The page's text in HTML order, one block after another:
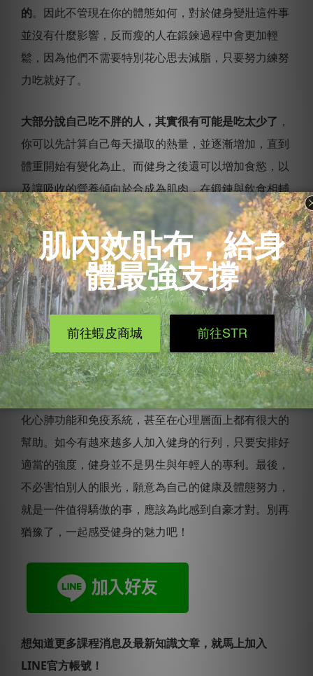
的。因此不管現在你的體態如何，對於健身變壯這件事
並沒有什麼影響，反而瘦的人在鍛鍊過程中會更加輕
鬆，因為他們不需要特別花心思去減脂，只要努力練努
力吃就好了。
大部分說自己吃不胖的人，其實很有可能是吃太少了 ，
你可以先計算自己每天攝取的熱量，並逐漸增加，直到
體重開始有變化為止。而健身之後還可以增加食慾，以
及讓吸收的營養傾向於合成為肌肉，在鍛鍊與飲食相輔
相成之下，相信便能練出自己理想的好身材。
其實健身帶來的好處絕對不只有改變體態而已，還能強
化心肺功能和免疫系統，甚至在心理層面上都有很大的
幫助。如今有越來越多人加入健身的行列，只要安排好
適當的強度，健身並不是男生與年輕人的專利。最後，
不必害怕別人的眼光，願意為自己的健康及體態努力，
就是一件值得驕傲的事，應該為此感到自豪才對。別再
猶豫了，一起感受健身的魅力吧！
想知道更多課程消息及最新知識文章，就馬上加入
LINE官方帳號！